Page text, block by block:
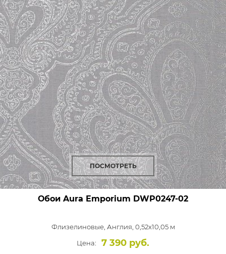
ПОСМОТРЕТЬ
Обои Aura Emporium DWP0247-02
Флизелиновые, Англия, 0,52x10,05 м
Цена:
7 390 руб.